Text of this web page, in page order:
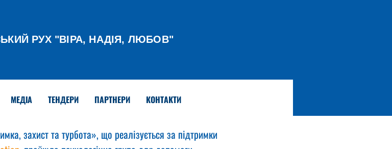
РУХ "ВІРА, НАДІЯ, ЛЮБОВ"
МЕДІА ТЕНДЕРИ ПАРТНЕРИ КОНТАКТИ
захист та турбота», що реалізується за підтримки